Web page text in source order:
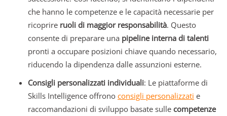
che hanno le competenze e le capacità necessarie per
ricoprire ruoli di maggior responsabilità. Questo
consente di preparare una pipeline interna di talenti
pronti a occupare posizioni chiave quando necessario,
riducendo la dipendenza dalle assunzioni esterne.
Consigli personalizzati individuali: Le piattaforme di
Skills Intelligence offrono consigli personalizzati e
raccomandazioni di sviluppo basate sulle competenze